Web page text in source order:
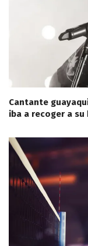
Cantante
iba a recoger a